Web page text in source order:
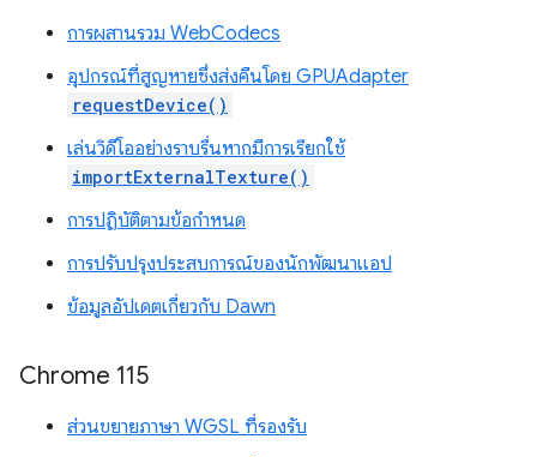
การผสานรวม WebCodecs
อุปกรณ์ที่สูญหายซึ่งส่งคืนโดย GPUAdapter
requestDevice()
เล่นวิดีโออย่างราบรื่นหากมีการเรียกใช้
importExternalTexture()
การปฏิบัติตามข้อกำหนด
การปรับปรุงประสบการณ์ของนักพัฒนาแอป
ข้อมูลอัปเดตเกี่ยวกับ Dawn
Chrome 115
ส่วนขยายภาษา WGSL ที่รองรับ